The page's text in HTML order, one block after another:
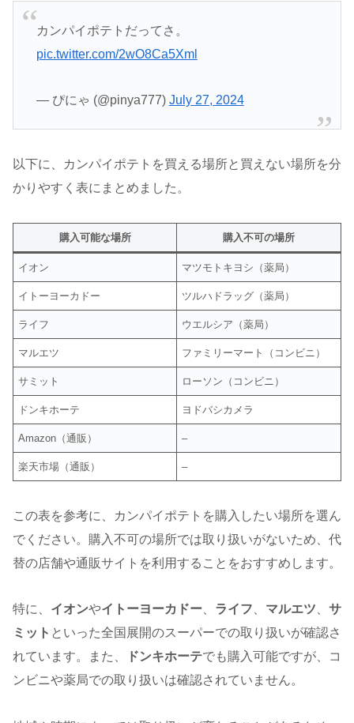
カンパイポテトだってさ。
pic.twitter.com/2wO8Ca5Xml
— ぴにゃ (@pinya777) July 27, 2024
以下に、カンパイポテトを買える場所と買えない場所を分
かりやすく表にまとめました。
購入可能な場所 購入不可の場所
イオン マツモトキヨシ（薬局）
イトーヨーカドー ツルハドラッグ（薬局）
ライフ ウエルシア（薬局）
マルエツ ファミリーマート（コンビニ）
サミット ローソン（コンビニ）
ドンキホーテ ヨドバシカメラ
Amazon（通販） –
楽天市場（通販） –
この表を参考に、カンパイポテトを購入したい場所を選ん
でください。購入不可の場所では取り扱いがないため、代
替の店舗や通販サイトを利用することをおすすめします。
特に、 イオンやイトーヨーカドー ライフ マルエツ
サ
ミット といった全国展開のスーパーでの取り扱いが確認さ
れています。また、
ドンキホーテでも購入可能ですが、コ
ンビニや薬局での取り扱いは確認されていません。